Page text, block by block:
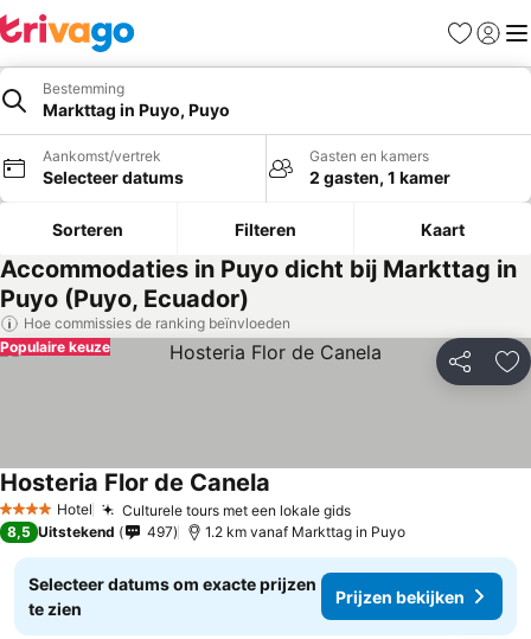
Favorieten
Bestemming
Markttag in Puyo, Puyo
Aankomst/vertrek
Selecteer datums
Gasten en kamers
2 gasten, 1 kamer
Sorteren Filteren Kaart
Accommodaties in Puyo dicht bij Markttag in
Puyo (Puyo, Ecuador)
Hoe commissies de ranking beïnvloeden
Delen
Populaire keuze
4 SterrenHotel Culturele tours met een lokale gids
Hosteria Flor de Canela
8,5 Uitstekend 497 1.2 km vanaf Markttag in Puyo
Selecteer datums om exacte prijzen
te zien
Prijzen bekijken